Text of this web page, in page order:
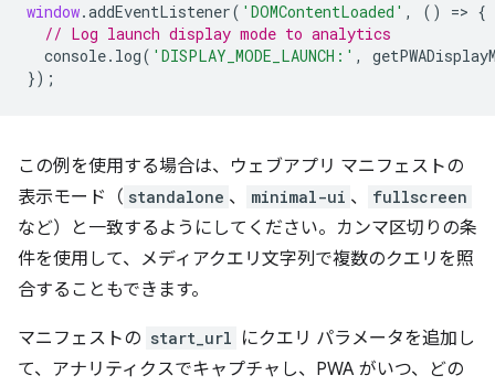
window.addEventListener( 'DOMContentLoaded' , () => {
// Log launch display mode to analytics
console. log( 'DISPLAY_MODE_LAUNCH:' ,
});
この例を使用する場合は、ウェブアプリ マニフェストの
表示モード（ standalone 、 minimal-ui 、 fullscreen
など）と一致するようにしてください。カンマ区切りの条
件を使用して、メディアクエリ文字列で複数のクエリを照
合することもできます。
マニフェストの start_url にクエリ パラメータを追加し
て、アナリティクスでキャプチャし、PWA がいつ、どの